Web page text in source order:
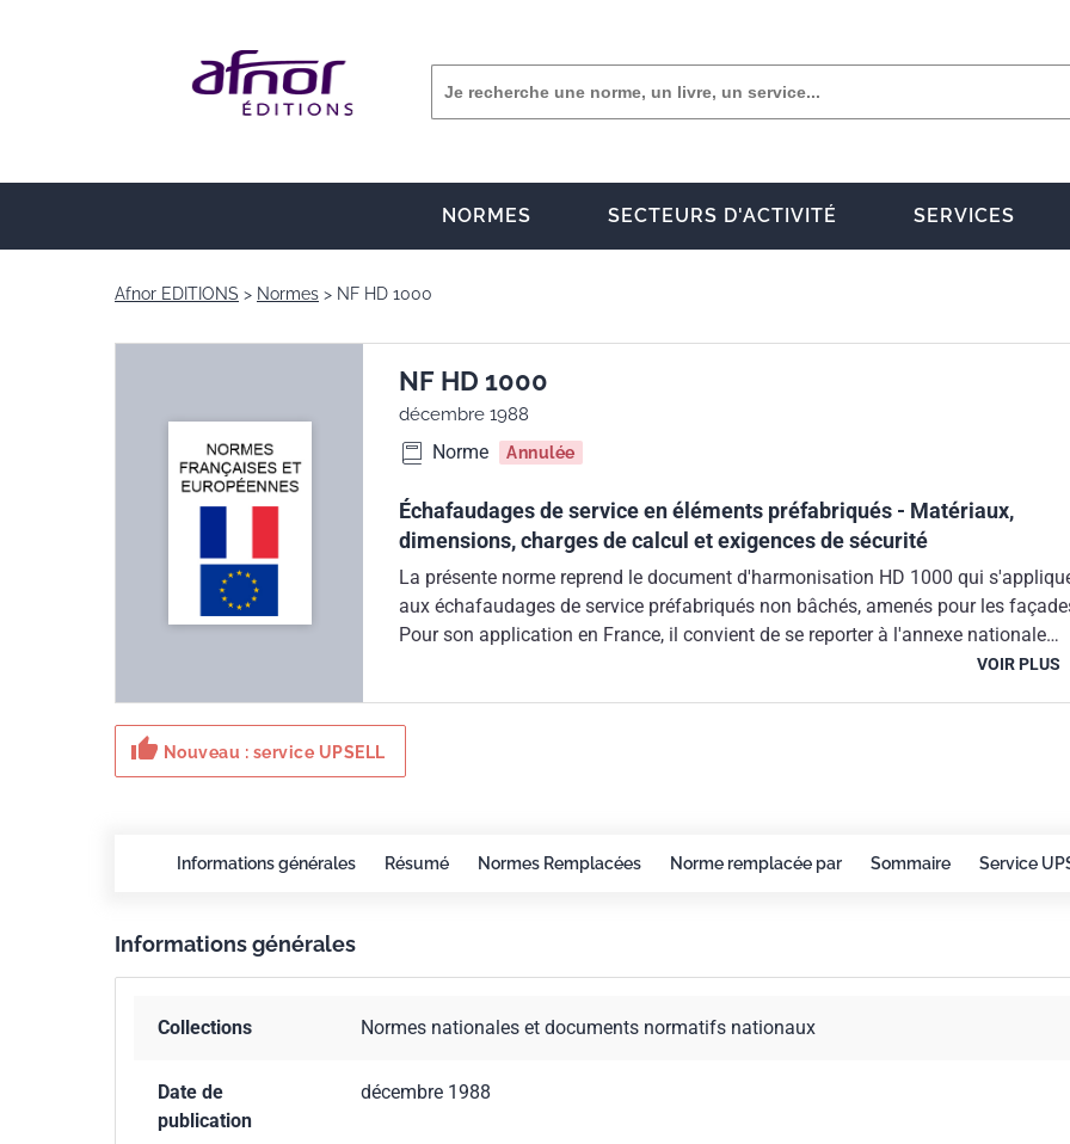
NORMES SECTEURS D'ACTIVITÉ SERVICES
Afnor EDITIONS Normes NF HD 1000
NF HD 1000
décembre 1988
Norme Annulée
Échafaudages de service en éléments préfabriqués - Matériaux,
dimensions, charges de calcul et exigences de sécurité
La présente norme reprend le document d'harmonisation HD 1000 qui
aux échafaudages de service préfabriqués non bâchés, amenés pour les
Pour son application en France, il convient de se reporter à l'annexe nationale
VOIR PLUS
thumb_up Nouveau : service UPSELL
Informations générales Résumé Normes Remplacées Norme remplacée par Sommaire Service
Informations générales
Collections Normes nationales et documents normatifs nationaux
Date de
publication
décembre 1988